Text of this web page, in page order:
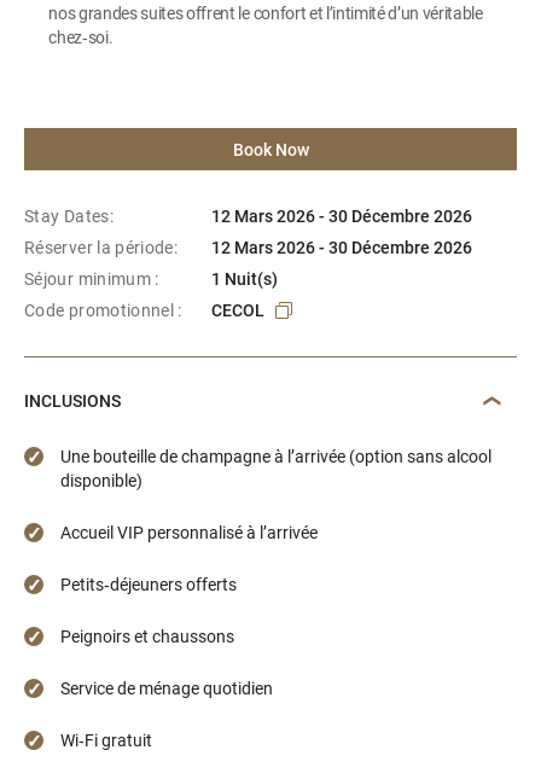
nos grandes suites offrent le confort et l’intimité d’un véritable
chez‑soi.
Book Now
Stay Dates:
12 Mars 2026 - 30 Décembre 2026
Réserver la période:
12 Mars 2026 - 30 Décembre 2026
Séjour minimum :
1 Nuit(s)
Code promotionnel :
CECOL
INCLUSIONS
Une bouteille de champagne à l’arrivée (option sans alcool
disponible)
Accueil VIP personnalisé à l’arrivée
Petits‑déjeuners offerts
Peignoirs et chaussons
Service de ménage quotidien
Wi‑Fi gratuit